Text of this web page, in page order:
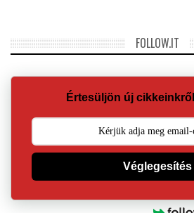
FOLLOW.IT
Értesüljön új
Véglegesítés